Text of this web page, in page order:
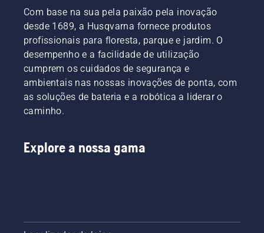
um guia
sobre o
tema.
Com base na sua pela paixão pela inovação
desde 1689, a Husqvarna fornece produtos
profissionais para floresta, parque e jardim. O
desempenho e a facilidade de utilização
cumprem os cuidados de segurança e
ambientais nas nossas inovações de ponta, com
as soluções de bateria e a robótica a liderar o
caminho.
Explore a nossa gama